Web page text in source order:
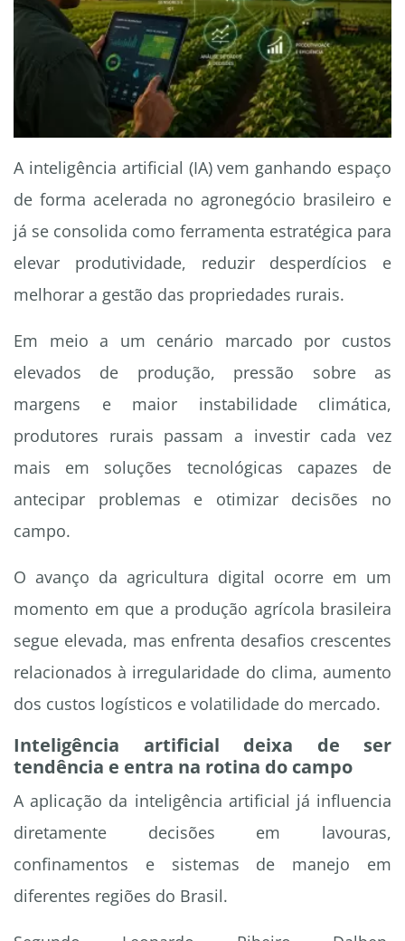
A inteligência artificial (IA) vem ganhando espaço
de forma acelerada no agronegócio brasileiro e
já se consolida como ferramenta estratégica para
elevar produtividade, reduzir desperdícios e
melhorar a gestão das propriedades rurais.
Em meio a um cenário marcado por custos
elevados de produção, pressão sobre as
margens e maior instabilidade climática,
produtores rurais passam a investir cada vez
mais em soluções tecnológicas capazes de
antecipar problemas e otimizar decisões no
campo.
O avanço da agricultura digital ocorre em um
momento em que a produção agrícola brasileira
segue elevada, mas enfrenta desafios crescentes
relacionados à irregularidade do clima, aumento
dos custos logísticos e volatilidade do mercado.
Inteligência artificial deixa de ser
tendência e entra na rotina do campo
A aplicação da inteligência artificial já influencia
diretamente decisões em lavouras,
confinamentos e sistemas de manejo em
diferentes regiões do Brasil.